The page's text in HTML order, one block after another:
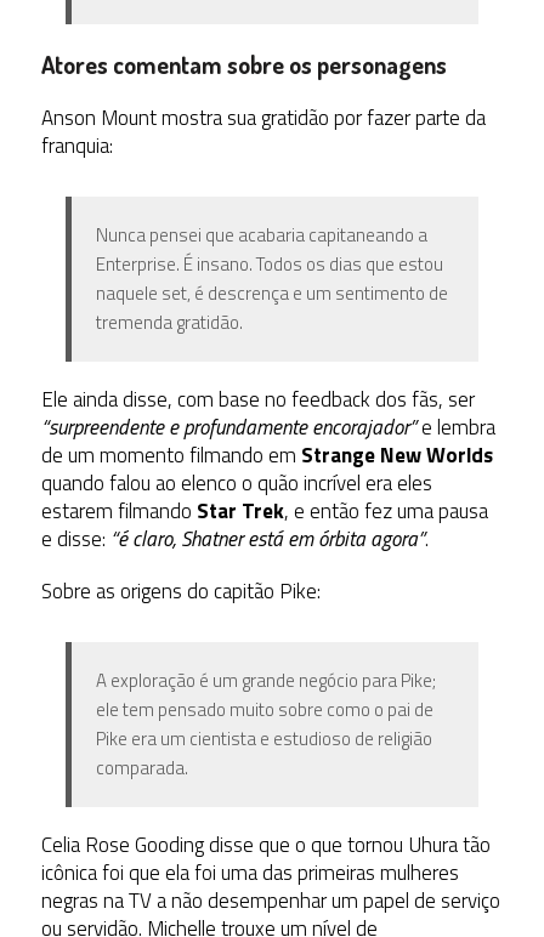
Atores comentam sobre os personagens
Anson Mount mostra sua gratidão por fazer parte da
franquia:
Nunca pensei que acabaria capitaneando a
Enterprise. É insano.Todos os dias que estou
naquele set, é descrença e um sentimento de
tremenda gratidão.
Ele ainda disse, com base no feedback dos fãs, ser
“surpreendente e profundamente encorajador”e lembra
de um momento filmando em Strange New Worlds
quando falou ao elenco o quão incrível era eles
estarem filmando Star Trek, e então fez uma pausa
e disse: “é claro, Shatner está em órbita agora”.
Sobre as origens do capitão Pike:
A exploração é um grande negócio para Pike;
ele tem pensado muito sobre como o pai de
Pike era um cientista e estudioso de religião
comparada.
Celia Rose Gooding disse que o que tornou Uhura tão
icônica foi que ela foi uma das primeiras mulheres
negras na TV a não desempenhar um papel de serviço
ou servidão. Michelle trouxe um nível de